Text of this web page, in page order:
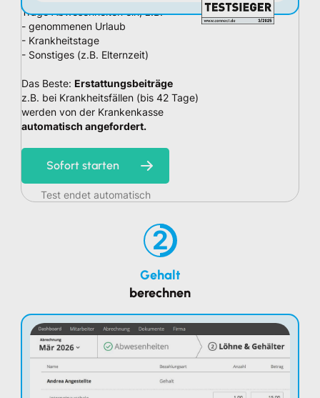
Trage Abwesenheiten ein, z.B.
- genommenen Urlaub
- Krankheitstage
- Sonstiges (z.B. Elternzeit)
Das Beste: Erstattungsbeiträge
z.B. bei Krankheitsfällen (bis 42 Tage)
werden von der Krankenkasse
automatisch angefordert.
Sofort starten
Test endet automatisch
2
Gehalt
berechnen